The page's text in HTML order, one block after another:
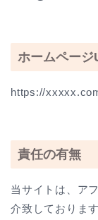
ホームページ
https://
責任の有無
当サイトは、ア
介致しております